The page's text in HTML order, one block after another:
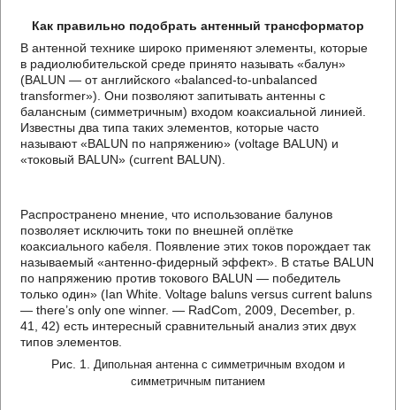
Как правильно подобрать антенный трансформатор
В антенной технике широко применяют элементы, которые
в радиолюбительской среде принято называть «балун»
(BALUN — от английского «balanced-to-unbalanced
transformer»). Они позволяют запитывать антенны с
балансным (симметричным) входом коаксиальной линией.
Известны два типа таких элементов, которые часто
называют «BALUN по напряжению» (voltage BALUN) и
«токовый BALUN» (current BALUN).
Распространено мнение, что использование балунов
позволяет исключить токи по внешней оплётке
коаксиального кабеля. Появление этих токов порождает так
называемый «антенно-фидерный эффект». В статье BALUN
по напряжению против токового BALUN — победитель
только один» (Ian White. Voltage baluns versus current baluns
— there’s only one winner. — RadCom, 2009, December, p.
41, 42) есть интересный сравнительный анализ этих двух
типов элементов.
Рис. 1. Дипольная антенна с симметричным входом и
симметричным питанием